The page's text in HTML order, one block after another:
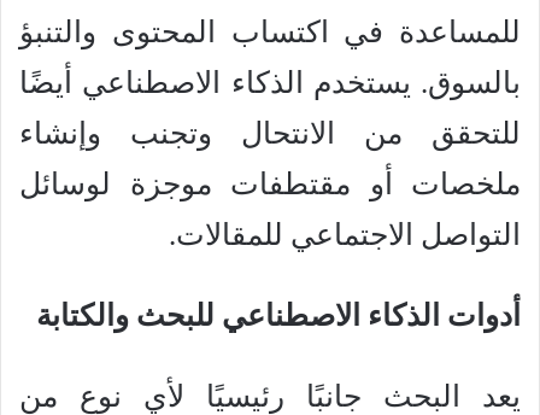
للمساعدة في اكتساب المحتوى والتنبؤ
بالسوق. يستخدم الذكاء الاصطناعي أيضًا
للتحقق من الانتحال وتجنب وإنشاء
ملخصات أو مقتطفات موجزة لوسائل
التواصل الاجتماعي للمقالات.
أدوات الذكاء الاصطناعي للبحث والكتابة
يعد البحث جانبًا رئيسيًا لأي نوع من